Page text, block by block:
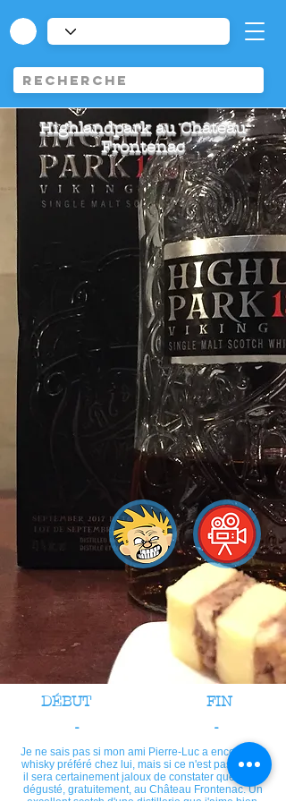
Highlandpark au Château
Frontenac
DÉBUT
-
FIN
-
Je ne sais pas si mon ami Pierre-Luc a encore son
whisky préféré chez lui, mais si ce n'est pas le cas,
il sera certainement jaloux de constater que je l'ai
dégusté, gratuitement, au Château Frontenac. Un